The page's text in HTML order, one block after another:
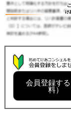
会員登録す
料）